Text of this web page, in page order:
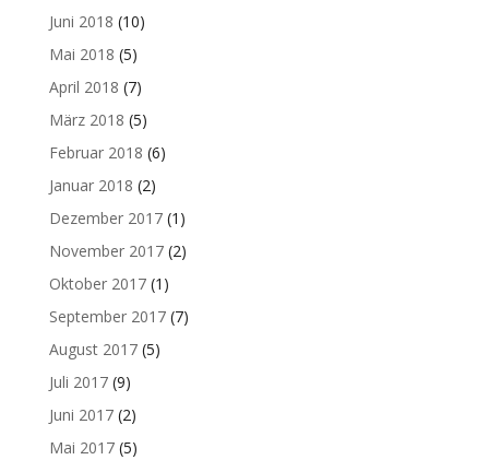
Juni 2018 (10)
Mai 2018 (5)
April 2018 (7)
März 2018 (5)
Februar 2018 (6)
Januar 2018 (2)
Dezember 2017(1)
November 2017(2)
Oktober 2017(1)
September 2017(7)
August 2017(5)
Juli 2017(9)
Juni 2017(2)
Mai 2017(5)